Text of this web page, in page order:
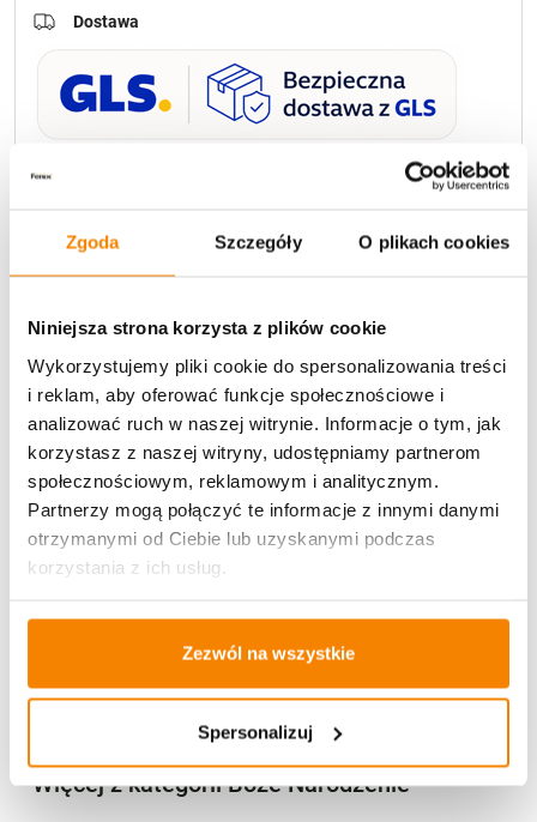
Zgoda Szczegóły O plikach cookies
Niniejsza strona korzysta z plików cookie
Wykorzystujemy pliki cookie do spersonalizowania treści
i reklam, aby oferować funkcje społecznościowe i
analizować ruch w naszej witrynie. Informacje o tym, jak
korzystasz z naszej witryny, udostępniamy partnerom
społecznościowym, reklamowym i analitycznym.
Partnerzy mogą połączyć te informacje z innymi danymi
otrzymanymi od Ciebie lub uzyskanymi podczas
korzystania z ich usług.
Zezwól na wszystkie
Spersonalizuj
Potrzebujesz większą ilość? Zapraszamy do naszej
hurtowniiPrzejdź do hurtowni B2B
Dostawa
U Ciebie zwykle za
Opis produktu
Opinie klientów
Więcej z kategorii Boże Narodzenie